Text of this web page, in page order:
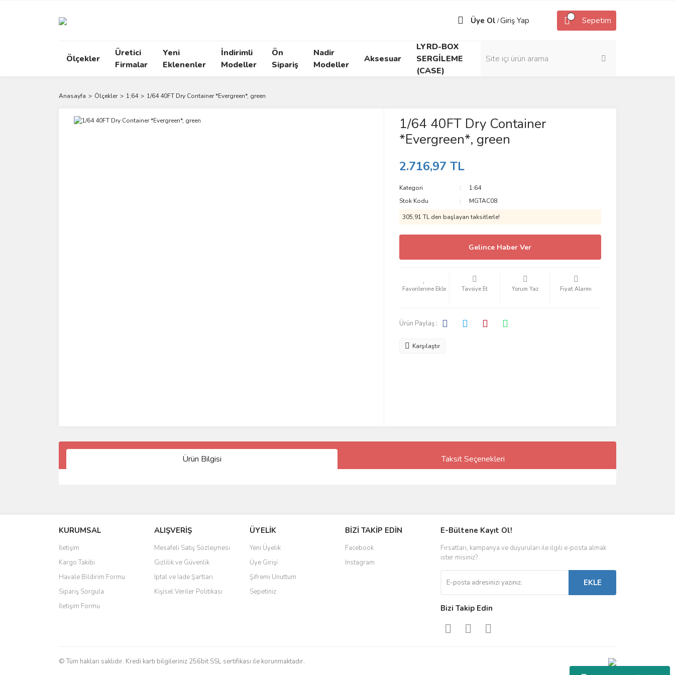
Üye Ol /Giriş Yap Sepetim
Ölçekler
Üretici
Firmalar
Yeni
Eklenenler
İndirimli
Modeller
Ön
Sipariş
Nadir
Modeller
Aksesuar
LYRD-BOX
SERGİLEME
(CASE)
Anasayfa Ölçekler 1:64 1/64 40FT Dry Container *Evergreen*, green
1/64 40FT Dry Container
*Evergreen*, green
2.716,97 TL
Kategori
1:64
Stok Kodu
MGTAC08
305,91 TL den başlayan taksitlerle!
Gelince Haber Ver
Tavsiye Et Yorum Yaz Fiyat Alarmı
Ürün Paylaş :
Karşılaştır
Ürün Bilgisi Taksit Seçenekleri
KURUMSAL
İletişim
Kargo Takibi
Havale Bildirim Formu
Sipariş Sorgula
İletişim Formu
ALIŞVERİŞ
Mesafeli Satış Sözleşmesi
Gizlilik ve Güvenlik
İptal ve İade Şartları
Kişisel Veriler Politikası
ÜYELİK
Yeni Üyelik
Üye Girişi
Şifremi Unuttum
Sepetiniz
BİZİ TAKİP EDİN
Facebook
Instagram
E-Bültene Kayıt Ol!
Fırsatları, kampanya ve duyuruları ile ilgili e-posta almak
ister misiniz?
EKLE
Bizi Takip Edin
© Tüm hakları saklıdır. Kredi kartı bilgileriniz 256bit SSL sertifikası ile korunmaktadır.